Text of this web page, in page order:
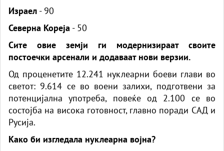
Израел - 90
Северна Кореја - 50
Сите овие земји ги модернизираат своите
постоечки арсенали и додаваат нови верзии.
Од проценетите 12.241 нуклеарни боеви глави во
светот: 9.614 се во воени залихи, подготвени за
потенцијална употреба, повеќе од 2.100 се во
состојба на висока готовност, главно поради САД и
Русија.
Како би изгледала нуклеарна војна?